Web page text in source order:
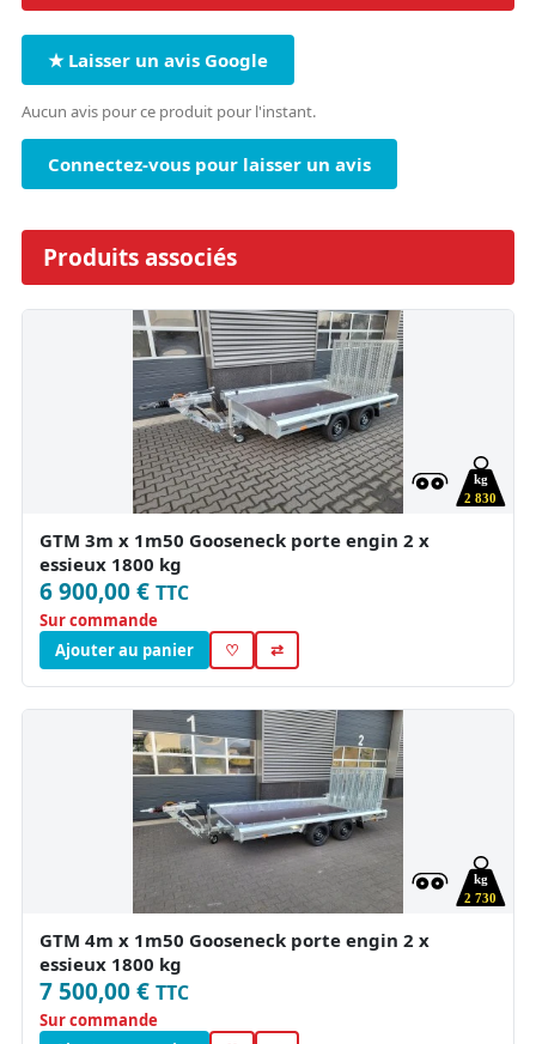
★ Laisser un avis Google
Aucun avis pour ce produit pour l'instant.
Connectez-vous pour laisser un avis
Produits associés
2 830
kg
GTM 3m x 1m50 Gooseneck porte engin 2 x
essieux 1800 kg
6 900,00 € TTC
Sur commande
Ajouter au panier
♡ ⇄
2 730
kg
GTM 4m x 1m50 Gooseneck porte engin 2 x
essieux 1800 kg
7 500,00 € TTC
Sur commande